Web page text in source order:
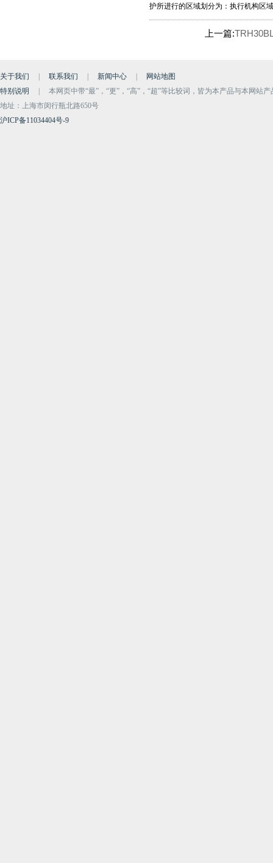
护所进行的区域划分为：执行机构区
上一篇:
关于我们 联系我们 新闻中心
网站地图
特别说明
本网页中带“最”，“更”，“高”，“超”等比较词，皆为本产品与本网站
地址：上海市闵行瓶北路650号
沪ICP备11034404号-9